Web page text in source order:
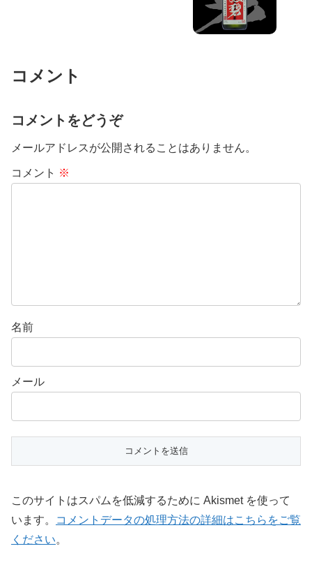
コメント
コメントをどうぞ
メールアドレスが公開されることはありません。
コメント ※
名前
メール
このサイトはスパムを低減するために Akismet を使って
います。
コメントデータの処理方法の詳細はこちらをご覧
ください。